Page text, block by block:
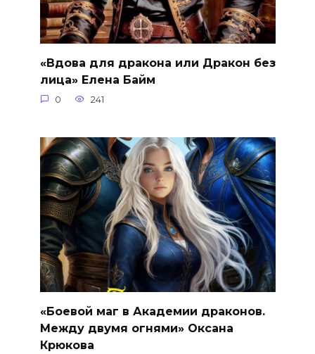
«Вдова для дракона или Дракон без
лица» Елена Байм
0 241
«Боевой маг в Академии драконов.
Между двумя огнями» Оксана
Крюкова